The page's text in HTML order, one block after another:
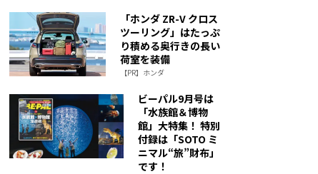
「ホンダ ZR-V クロス
ツーリング」はたっぷ
り積める奥行きの長い
荷室を装備
【PR】ホンダ
ビーパル9月号は
「水族館＆博物
館」大特集！ 特別
付録は「SOTO ミ
ニマル“旅”財布」
です！